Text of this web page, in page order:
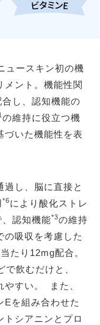
ュースキン初の機
メント。機能性関
し、認知機能の
の維持に役立つ機
づいた機能性を表
過し、脳に直接と
*6により酸化ストレ
、認知機能*3の維持
の吸収を考慮した
たり12mg配合。
飲むだけと、
やすい。 また、
Eを組み合わせた
トシアニンとプロ